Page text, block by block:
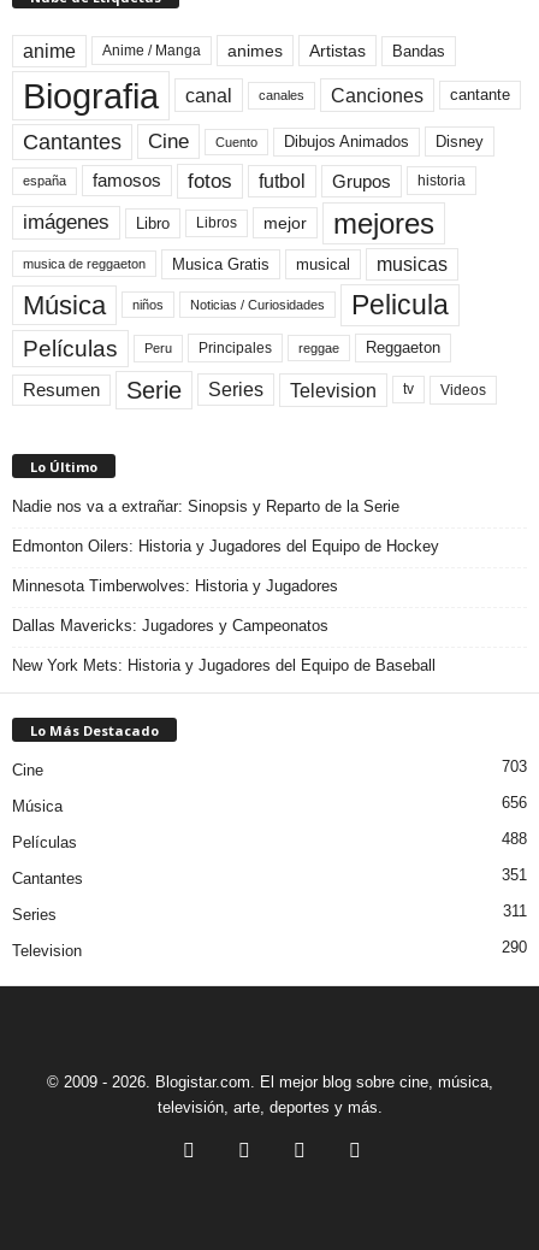
anime Anime / Manga animes Artistas Bandas
Biografia canal canales Canciones cantante
Cantantes Cine Cuento Dibujos Animados Disney
españa famosos fotos futbol Grupos historia
imágenes Libro Libros mejor mejores
musica de reggaeton Musica Gratis musical musicas
Música niños Noticias / Curiosidades Pelicula
Películas Peru Principales reggae Reggaeton
Resumen Serie Series Television tv Videos
Lo Último
Nadie nos va a extrañar: Sinopsis y Reparto de la Serie
Edmonton Oilers: Historia y Jugadores del Equipo de Hockey
Minnesota Timberwolves: Historia y Jugadores
Dallas Mavericks: Jugadores y Campeonatos
New York Mets: Historia y Jugadores del Equipo de Baseball
Lo Más Destacado
Cine 703
Música 656
Películas 488
Cantantes 351
Series 311
Television 290
© 2009 - 2026. Blogistar.com. El mejor blog sobre cine, música,
televisión, arte, deportes y más.